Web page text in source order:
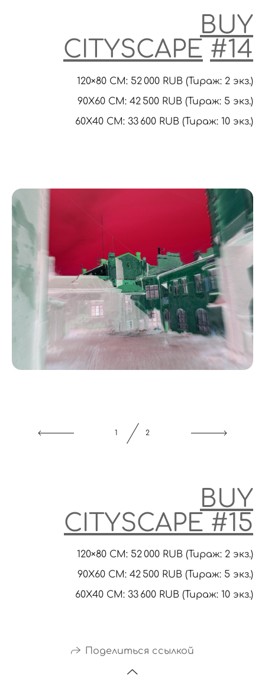
BUY
CITYSCAPE #14
120×80 CM: 52 000 RUB (Тираж: 2 экз.)
90X60 CM: 42 500 RUB (Тираж: 5 экз.)
60Х40 СМ: 33 600 RUB (Тираж: 10 экз.)
BUY
CITYSCAPE #15
120×80 CM: 52 000 RUB (Тираж: 2 экз.)
90X60 CM: 42 500 RUB (Тираж: 5 экз.)
60Х40 СМ: 33 600 RUB (Тираж: 10 экз.)
2 2
Поделиться ссылкой